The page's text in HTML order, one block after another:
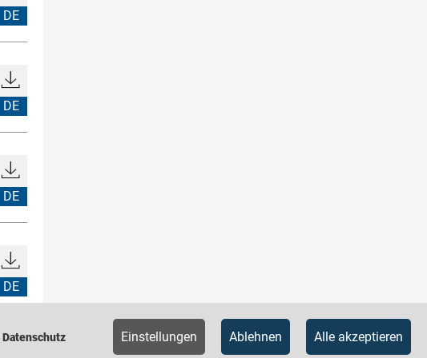
DE
DE
DE
DE
Datenschutz Einstellungen Ablehnen Alle akzeptieren